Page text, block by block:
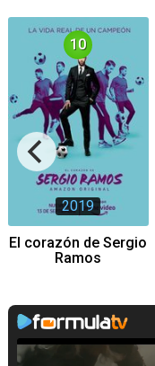
2019
10
El corazón de Sergio
Ramos